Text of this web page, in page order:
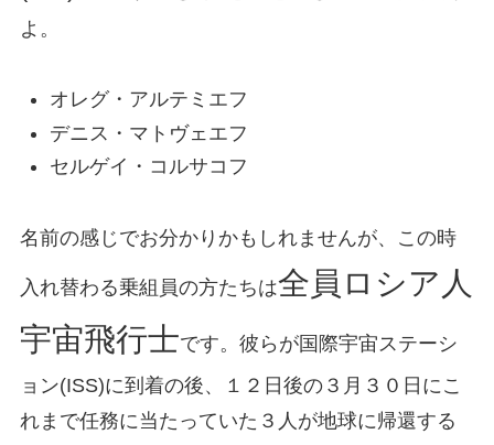
よ。
オレグ・アルテミエフ
デニス・マトヴェエフ
セルゲイ・コルサコフ
名前の感じでお分かりかもしれませんが、この時
入れ替わる乗組員の方たちは全員ロシア人
宇宙飛行士です。彼らが国際宇宙ステーシ
ョン(ISS)に到着の後、１２日後の３月３０日にこ
れまで任務に当たっていた３人が地球に帰還する